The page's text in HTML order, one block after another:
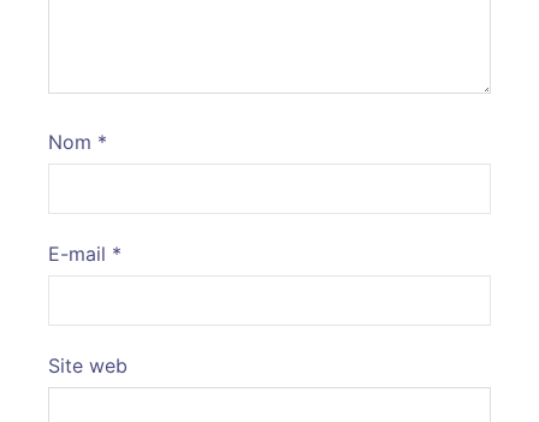
Nom *
E-mail *
Site web